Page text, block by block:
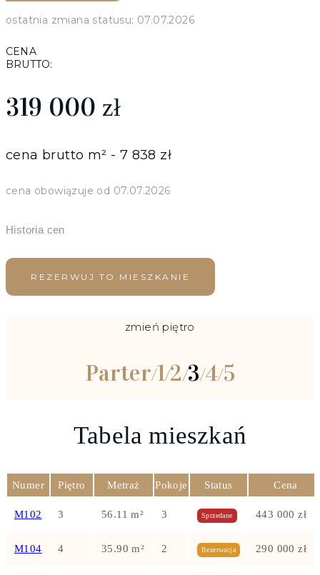
ostatnia zmiana statusu: 07.07.2026
CENA
BRUTTO:
319 000 zł
cena brutto m² - 7 838 zł
cena obowiązuje od 07.07.2026
Historia cen
REZERWUJ TO MIESZKANIE
zmień piętro
Parter/1/2/3/4/5
Tabela mieszkań
Numer Piętro Metraż Pokoje Status Cena
M102 3 56.11 m² 3 Sprzedane 443 000 zł
M104 4 35.90 m² 2 Rezerwacja 290 000 zł